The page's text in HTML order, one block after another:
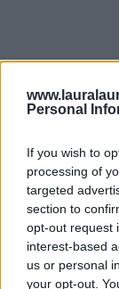
Personal
If you wish to
processing of
targeted
section to
opt-out request
interest-based
us or personal
your opt-out.
Am pus
lingură rasă